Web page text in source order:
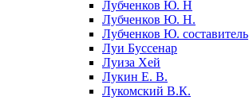
Лубченков Ю. Н
Лубченков Ю. Н.
Лубченков Ю. составитель
Луи Буссенар
Луиза Хей
Лукин Е. В.
Лукомский В.К.